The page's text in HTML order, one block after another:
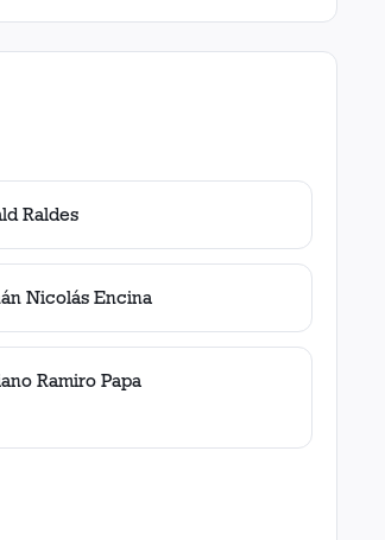
Raldes
Nicolás Encina
Ramiro Papa